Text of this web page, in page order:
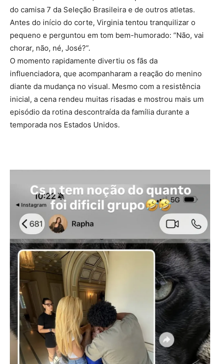
do camisa 7 da Seleção Brasileira e de outros atletas.
Antes do início do corte, Virginia tentou tranquilizar o
pequeno e perguntou em tom bem-humorado: “Não, vai
chorar, não, né, José?”.
O momento rapidamente divertiu os fãs da
influenciadora, que acompanharam a reação do menino
diante da mudança no visual. Mesmo com a resistência
inicial, a cena rendeu muitas risadas e mostrou mais um
episódio da rotina descontraída da família durante a
temporada nos Estados Unidos.